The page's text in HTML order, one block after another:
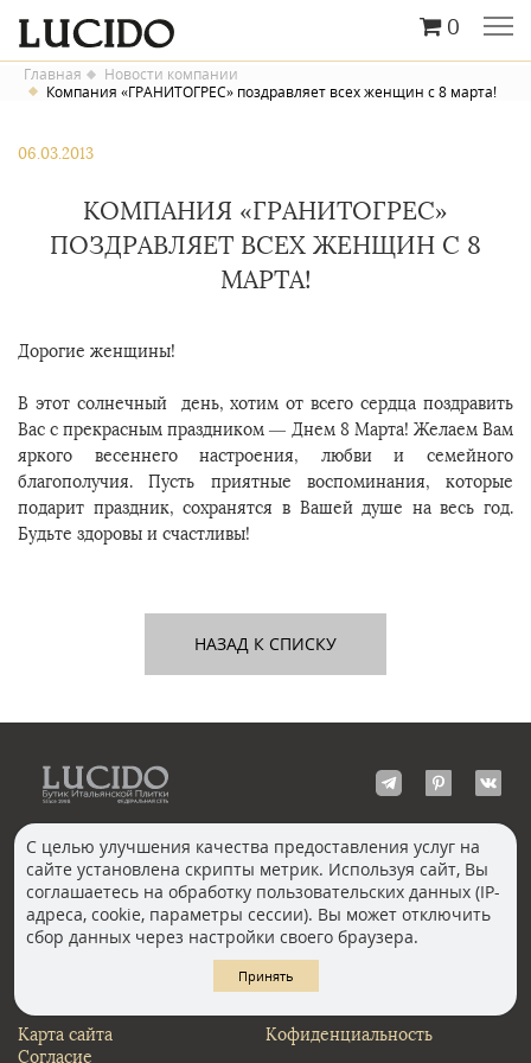
0
Главная
Новости компании
Компания «ГРАНИТОГРЕС» поздравляет всех женщин с 8 марта!
06.03.2013
КОМПАНИЯ «ГРАНИТОГРЕС»
ПОЗДРАВЛЯЕТ ВСЕХ ЖЕНЩИН С 8
МАРТА!
Дорогие женщины!
В этот солнечный день, хотим от всего сердца поздравить
Вас с прекрасным праздником — Днем 8 Марта! Желаем Вам
яркого весеннего настроения, любви и семейного
благополучия. Пусть приятные воспоминания, которые
подарит праздник, сохранятся в Вашей душе на весь год.
Будьте здоровы и счастливы!
НАЗАД К СПИСКУ
КОНТАКТЫ
Москва, Пречистенка
Волгоград
Екатеринбург
Казань
Новосибирск
Санкт-Петербург
Карта сайта
Кофиденциальность
Согласие
С целью улучшения качества предоставления услуг на
сайте установлена скрипты метрик. Используя сайт, Вы
соглашаетесь на обработку пользовательских данных (IP-
адреса, cookie, параметры сессии). Вы может отключить
сбор данных через настройки своего браузера.
Принять